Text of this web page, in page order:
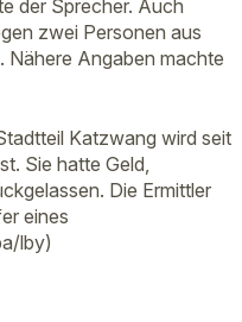
der Sprecher. Auch
zwei Personen aus
Nähere Angaben machte
Katzwang wird seit
Sie hatte Geld,
Die Ermittler
eines
lby)